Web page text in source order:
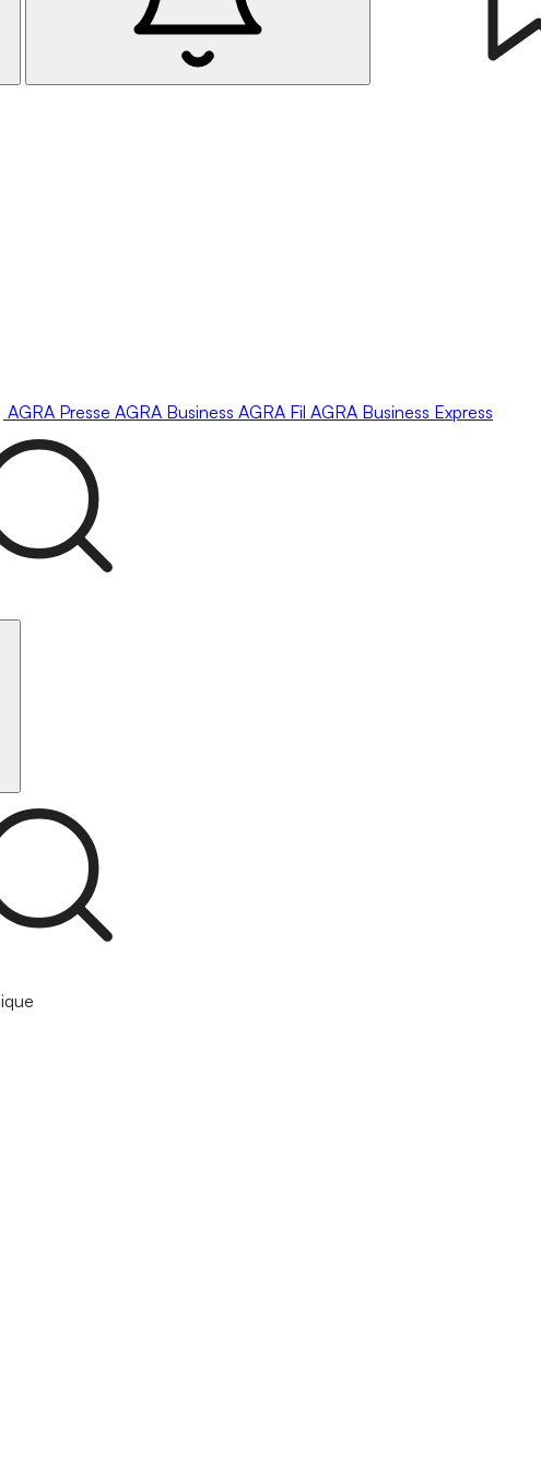
AGRA Presse AGRA Business AGRA Fil AGRA Business Express